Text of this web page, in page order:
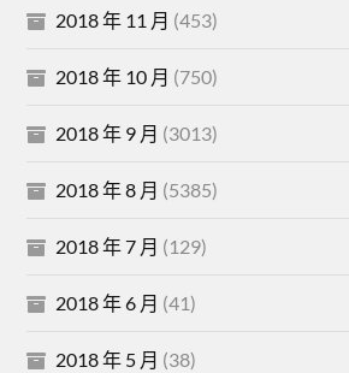
2018 年 11 月 (453)
2018 年 10 月 (750)
2018 年 9 月 (3013)
2018 年 8 月 (5385)
2018 年 7 月 (129)
2018 年 6 月 (41)
2018 年 5 月 (38)